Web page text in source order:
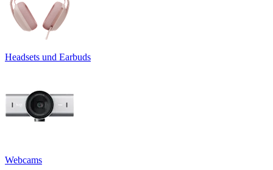
Headsets und Earbuds
Webcams